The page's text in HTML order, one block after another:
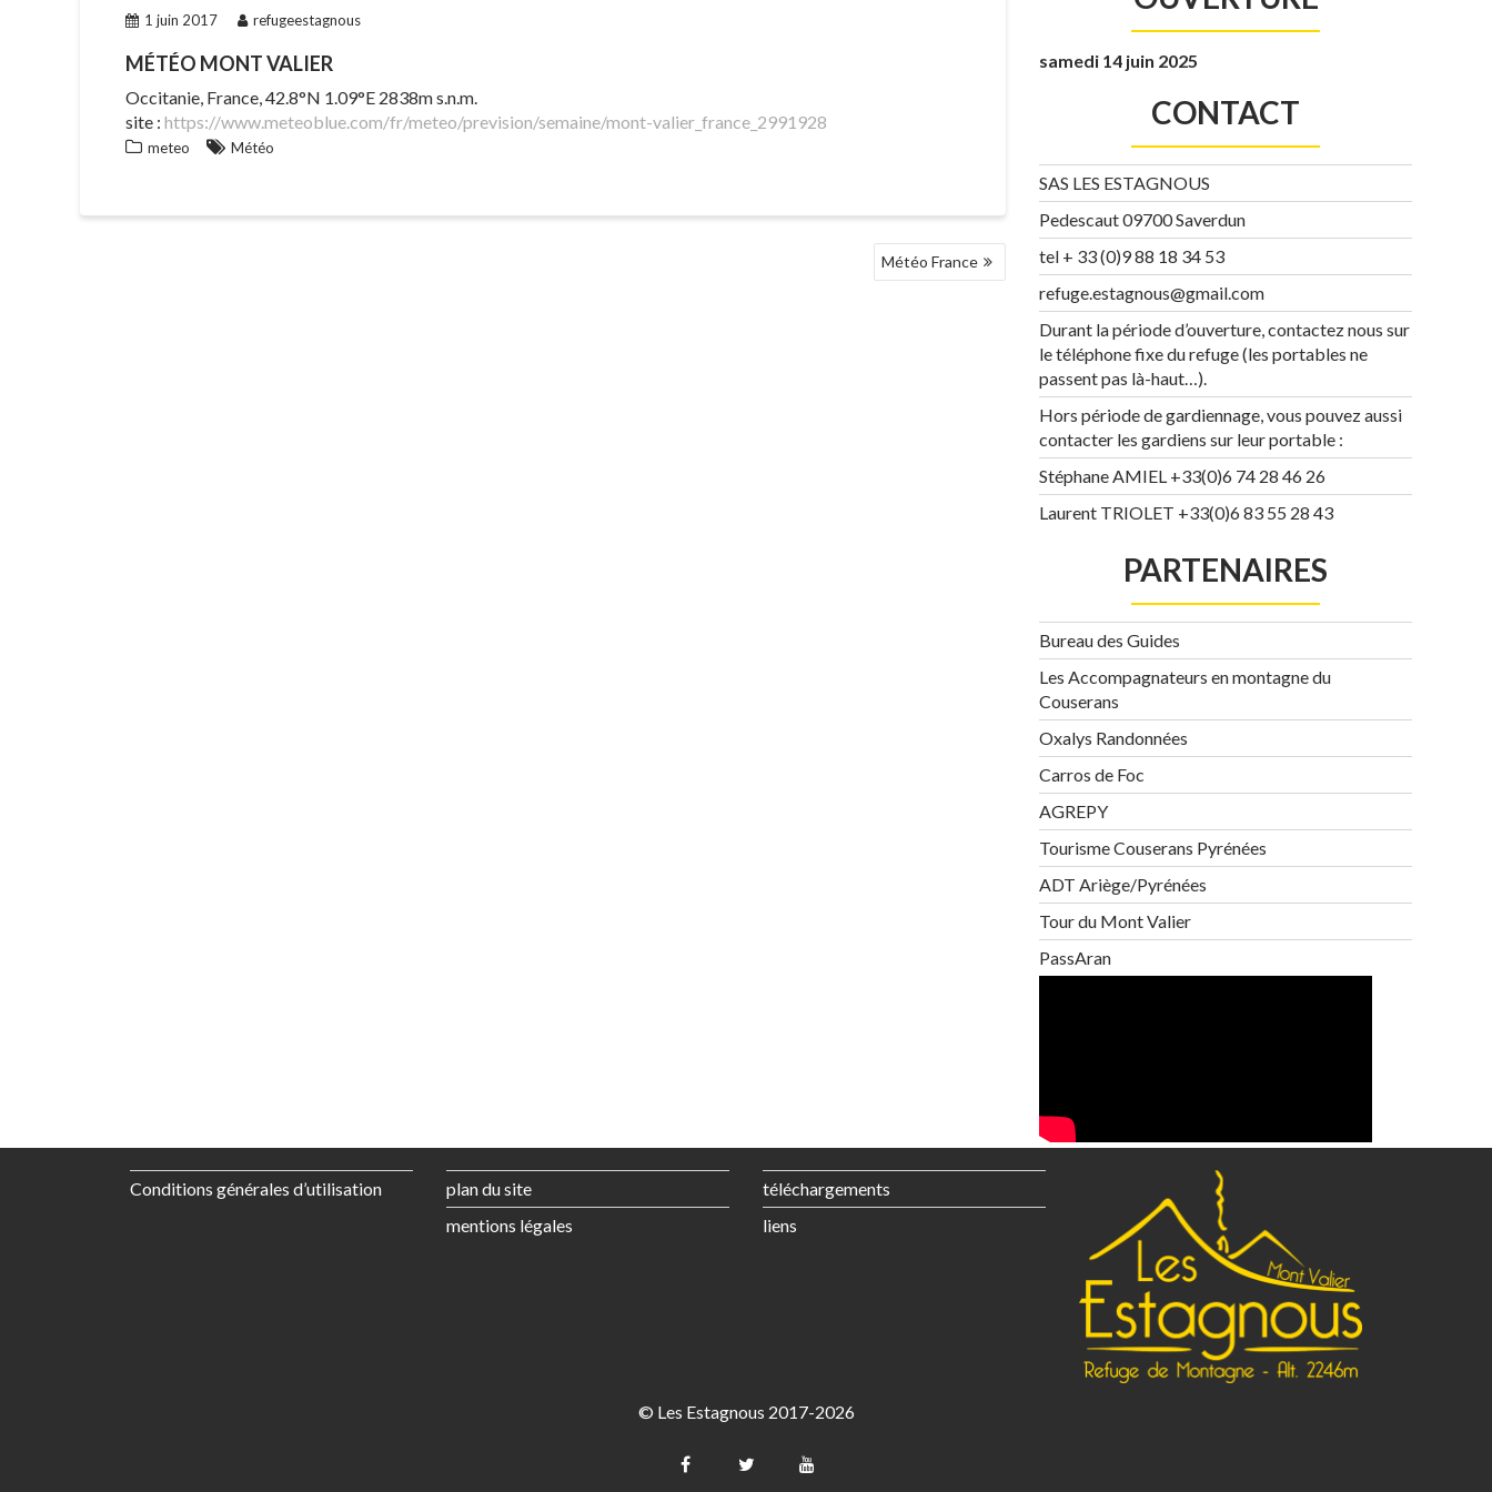
1 juin 2017 refugeestagnous
MÉTÉO MONT VALIER
Occitanie, France,42.8°N 1.09°E 2838m s.n.m.
site : https://www.meteoblue.com/fr/meteo/prevision/semaine/mont-valier_france_2991928
meteo Météo
Météo France
samedi 14 juin 2025
CONTACT
SAS LES ESTAGNOUS
Pedescaut 09700 Saverdun
tel + 33 (0)9 88 18 34 53
refuge.estagnous@gmail.com
Durant la période d’ouverture, contactez nous sur
le téléphone fixe du refuge (les portables ne
passent pas là-haut…).
Hors période de gardiennage, vous pouvez aussi
contacter les gardiens sur leur portable :
Stéphane AMIEL +33(0)6 74 28 46 26
Laurent TRIOLET +33(0)6 83 55 28 43
PARTENAIRES
Bureau des Guides
Les Accompagnateurs en montagne du
Couserans
Oxalys Randonnées
Carros de Foc
AGREPY
Tourisme Couserans Pyrénées
ADT Ariège/Pyrénées
Tour du Mont Valier
PassAran
Conditions générales d’utilisation
plan du site
mentions légales
téléchargements
liens
© Les Estagnous 2017-2026